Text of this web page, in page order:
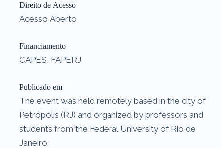
Direito de Acesso
Acesso Aberto
Financiamento
CAPES, FAPERJ
Publicado em
The event was held remotely based in the city of
Petrópolis (RJ) and organized by professors and
students from the Federal University of Rio de
Janeiro.